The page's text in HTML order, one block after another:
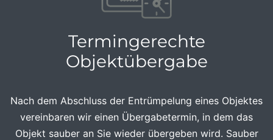
Termingerechte
Objektübergabe
Nach dem Abschluss der Entrümpelung eines Objektes
vereinbaren wir einen Übergabetermin, in dem das
Objekt sauber an Sie wieder übergeben wird. Sauber